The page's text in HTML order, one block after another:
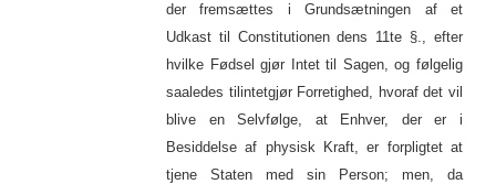
der fremsættes i Grundsætningen af et
Udkast til Constitutionen dens 11te §., efter
hvilke Fødsel gjør Intet til Sagen, og følgelig
saaledes tilintetgjør Forretighed, hvoraf det vil
blive en Selvfølge, at Enhver, der er i
Besiddelse af physisk Kraft, er forpligtet at
tjene Staten med sin Person; men, da